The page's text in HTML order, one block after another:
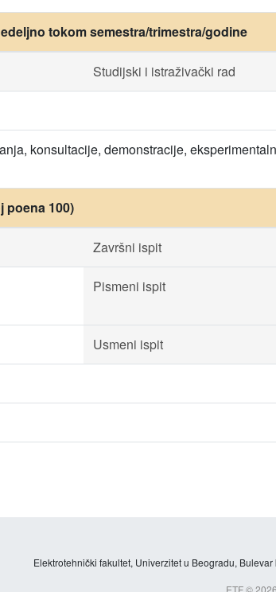
tokom semestra/trimestra/godine
Studijski i istraživački rad
konsultacije, demonstracije,
poena 100)
Završni ispit
Pismeni ispit
Usmeni ispit
Elektrotehnički fakultet, Univerzitet u Beogradu,
ETF © 2026